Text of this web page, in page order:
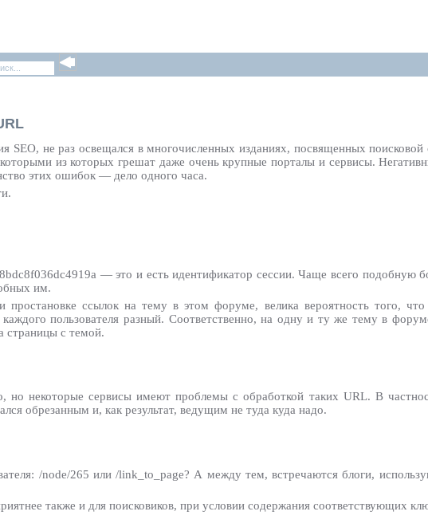
SEO, не раз освещался в многочисленных изданиях, посвященных поисковой
из которых грешат даже очень крупные порталы и сервисы.
этих ошибок — дело одного часа.
— это и есть идентификатор сессии. Чаще всего подобную
им.
ссылок на тему в этом форуме, велика вероятность того, что
пользователя разный. Соответственно, на одну и ту же тему в
страницы с темой.
некоторые сервисы имеют проблемы с обработкой таких URL. В
обрезанным и, как результат, ведущим не туда куда надо.
/node/265 или /link_to_page? А между тем, встречаются блоги,
также и для поисковиков, при условии содержания соответствующих